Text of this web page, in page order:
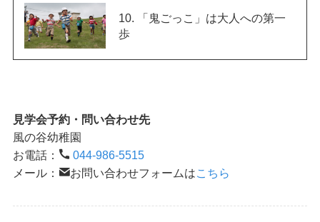
10. 「鬼ごっこ」は大人への第一
歩
見学会予約・問い合わせ先
風の谷幼稚園
お電話：
044-986-5515
メール：
お問い合わせフォームはこちら